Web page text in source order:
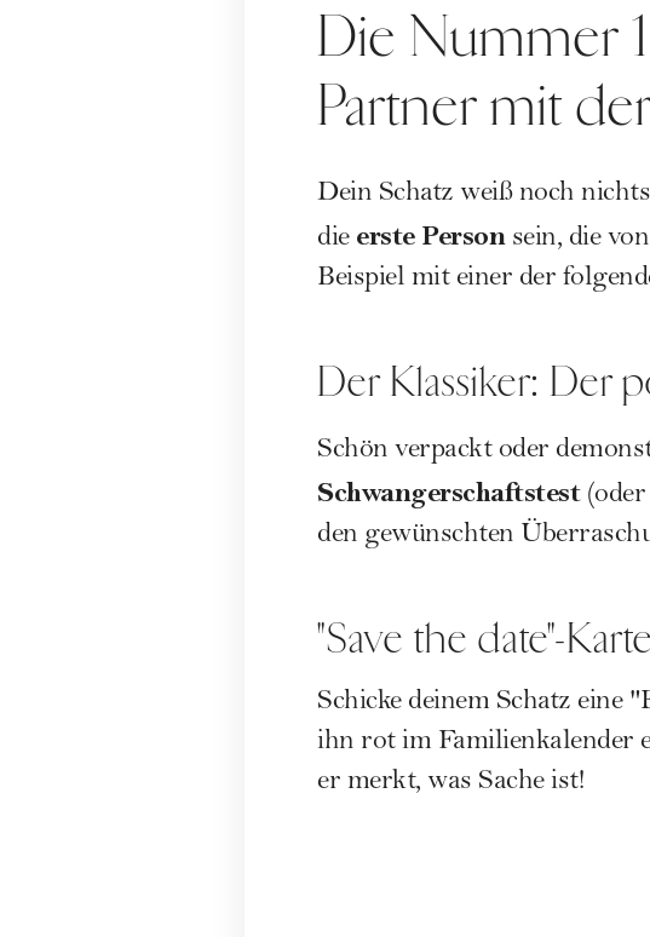
Die Nummer
Partner mit
Dein Schatz weiß noch
die erste Personsein, die
Beispiel mit einer der
Der Klassiker: Der
Schön verpackt oder
Schwangerschaftstest(oder
den gewünschten
"Save the date"-Karte
Schicke deinem Schatz
ihn rot im Familienkalender
er merkt, was Sache ist!